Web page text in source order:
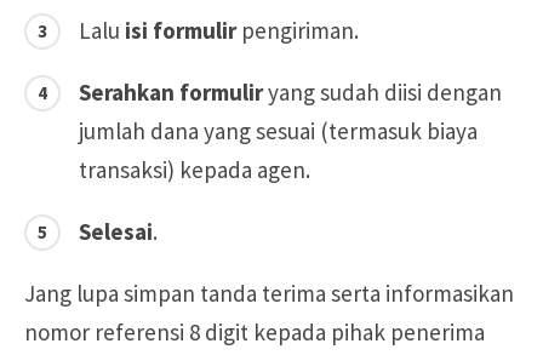
Lalu isi formulirpengiriman.
Serahkan formuliryang sudah diisi dengan
jumlah dana yang sesuai (termasuk biaya
transaksi) kepada agen.
Selesai.
Jang lupa simpan tanda terima serta informasikan
nomor referensi 8 digit kepada pihak penerima